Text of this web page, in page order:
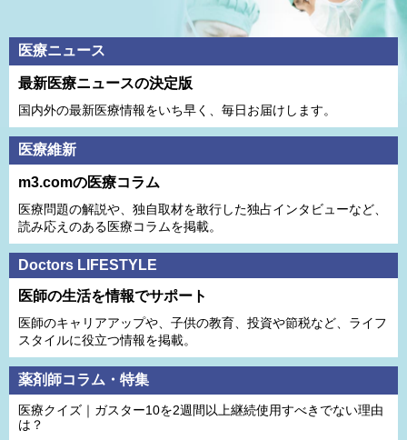
医療ニュース
最新医療ニュースの決定版
国内外の最新医療情報をいち早く、毎日お届けします。
医療維新
m3.comの医療コラム
医療問題の解説や、独⾃取材を敢⾏した独占インタビューなど、
読み応えのある医療コラムを掲載。
Doctors LIFESTYLE
医師の生活を情報でサポート
医師のキャリアアップや、子供の教育、投資や節税など、ライフ
スタイルに役立つ情報を掲載。
薬剤師コラム・特集
医療クイズ｜ガスター10を2週間以上継続使用すべきでない理由
は？